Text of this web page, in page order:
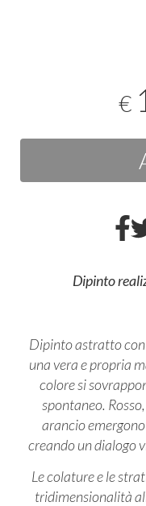
€
Dipinto
Dipinto astratto
una vera e propria
colore si
spontaneo.
arancio
creando un dialogo
Le colature e le
tridimensionalità